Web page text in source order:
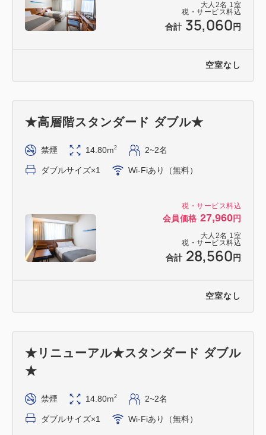
□■必ずお読みください■□
※写真はイメージとなります。
ン」
フルーツタルト「アーモンド、ゼラチン、キウィ、
※キャンセル料
※仕入れ状況により内容が変更になる場合がございま
す。あらかじめご了承ください。
ン」
・営業時間 … 6:30～10:00 (最終入店9:30)
大人 2名 1室
税・サービス料込
合計 35,060 円
空室なし
税・サービス料込
会員価格 27,960円
大人 2名 1室
税・サービス料込
合計 28,560 円
★高層階スタンダード ダブル★
禁煙 14.80m2 2~2名
ダブルサイズ×1 Wi-Fiあり（無料）
空室なし
★リニューアル★スタンダード ダブル
★
禁煙 14.80m2 2~2名
ダブルサイズ×1 Wi-Fiあり（無料）